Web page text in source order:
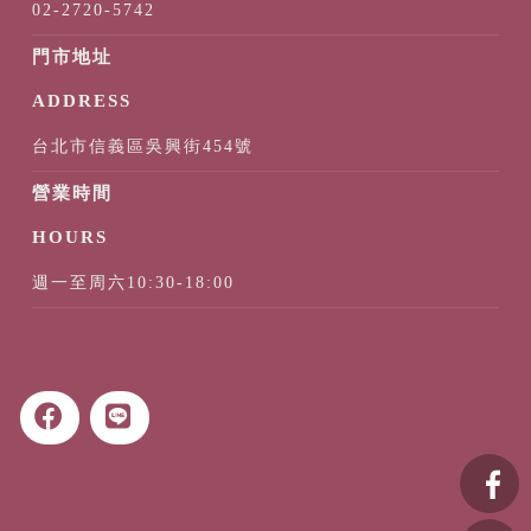
02-2720-5742
台北市信義區吳興街454號
週一至周六10:30-18:00